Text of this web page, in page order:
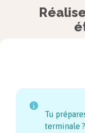
Tu
terminale